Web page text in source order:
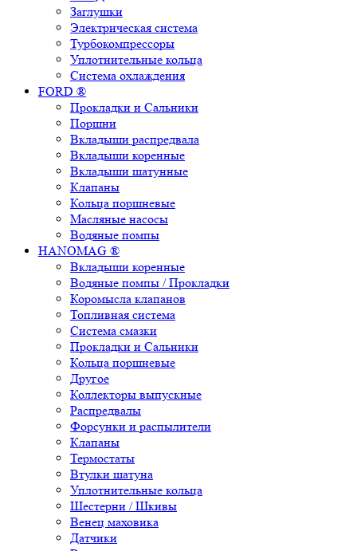
Заглушки
Электрическая система
Турбокомпрессоры
Уплотнительные кольца
Система охлаждения
FORD ®
Прокладки и Сальники
Поршни
Вкладыши распредвала
Вкладыши коренные
Вкладыши шатунные
Клапаны
Кольца поршневые
Масляные насосы
Водяные помпы
HANOMAG ®
Вкладыши коренные
Водяные помпы / Прокладки
Коромысла клапанов
Топливная система
Система смазки
Прокладки и Сальники
Кольца поршневые
Другое
Коллекторы выпускные
Распредвалы
Форсунки и распылители
Клапаны
Термостаты
Втулки шатуна
Уплотнительные кольца
Шестерни / Шкивы
Венец маховика
Датчики